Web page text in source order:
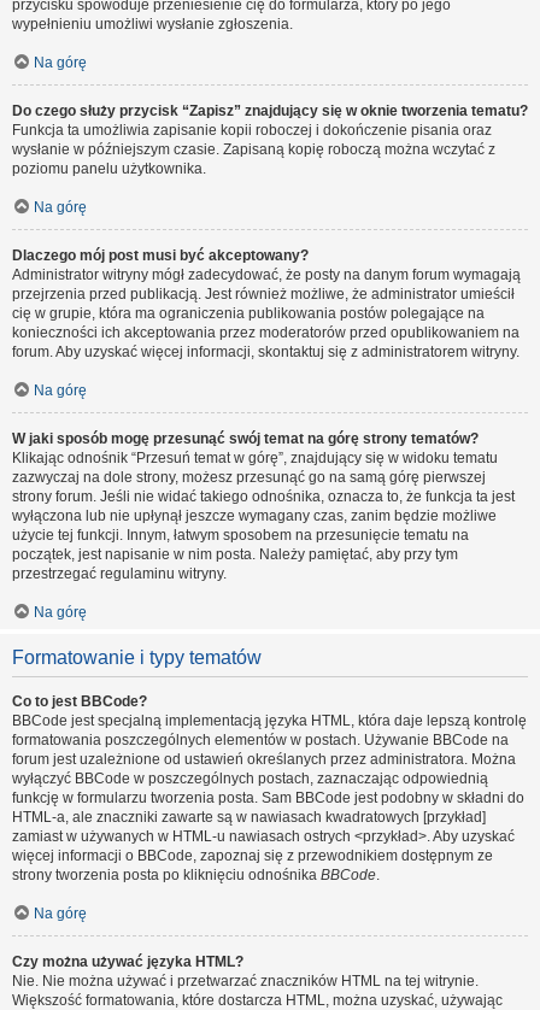
przycisku spowoduje przeniesienie cię do formularza, który po jego
wypełnieniu umożliwi wysłanie zgłoszenia.
Na górę
Do czego służy przycisk “Zapisz” znajdujący się w oknie tworzenia tematu?
Funkcja ta umożliwia zapisanie kopii roboczej i dokończenie pisania oraz
wysłanie w późniejszym czasie. Zapisaną kopię roboczą można wczytać z
poziomu panelu użytkownika.
Na górę
Dlaczego mój post musi być akceptowany?
Administrator witryny mógł zadecydować, że posty na danym forum wymagają
przejrzenia przed publikacją. Jest również możliwe, że administrator umieścił
cię w grupie, która ma ograniczenia publikowania postów polegające na
konieczności ich akceptowania przez moderatorów przed opublikowaniem na
forum. Aby uzyskać więcej informacji, skontaktuj się z administratorem witryny.
Na górę
W jaki sposób mogę przesunąć swój temat na górę strony tematów?
Klikając odnośnik “Przesuń temat w górę”, znajdujący się w widoku tematu
zazwyczaj na dole strony, możesz przesunąć go na samą górę pierwszej
strony forum. Jeśli nie widać takiego odnośnika, oznacza to, że funkcja ta jest
wyłączona lub nie upłynął jeszcze wymagany czas, zanim będzie możliwe
użycie tej funkcji. Innym, łatwym sposobem na przesunięcie tematu na
początek, jest napisanie w nim posta. Należy pamiętać, aby przy tym
przestrzegać regulaminu witryny.
Na górę
Formatowanie i typy tematów
Co to jest BBCode?
BBCode jest specjalną implementacją języka HTML, która daje lepszą kontrolę
formatowania poszczególnych elementów w postach. Używanie BBCode na
forum jest uzależnione od ustawień określanych przez administratora. Można
wyłączyć BBCode w poszczególnych postach, zaznaczając odpowiednią
funkcję w formularzu tworzenia posta. Sam BBCode jest podobny w składni do
HTML-a, ale znaczniki zawarte są w nawiasach kwadratowych [przykład]
zamiast w używanych w HTML-u nawiasach ostrych <przykład>. Aby uzyskać
więcej informacji o BBCode, zapoznaj się z przewodnikiem dostępnym ze
strony tworzenia posta po kliknięciu odnośnika BBCode.
Na górę
Czy można używać języka HTML?
Nie. Nie można używać i przetwarzać znaczników HTML na tej witrynie.
Większość formatowania, które dostarcza HTML, można uzyskać, używając